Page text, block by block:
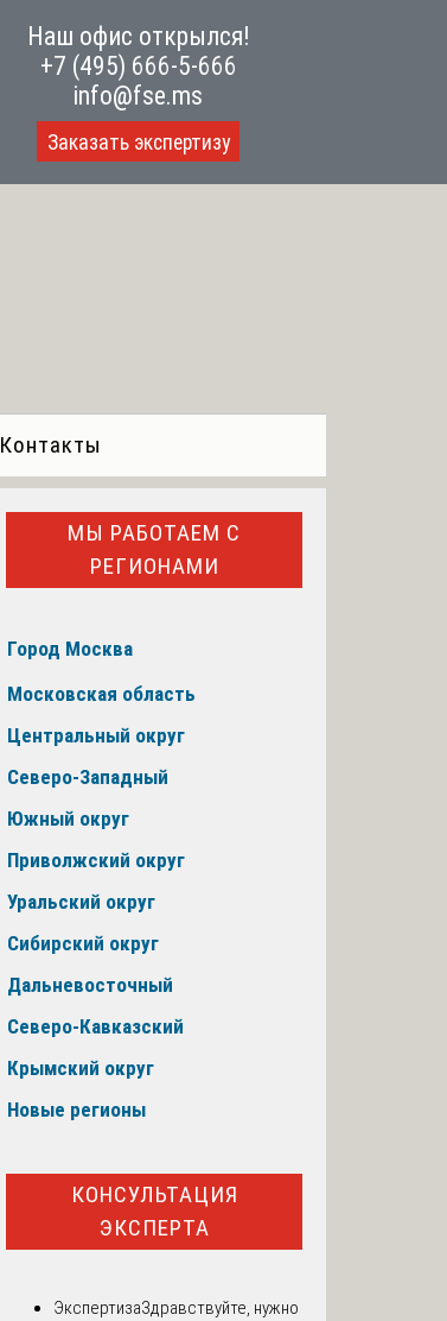
Наш офис открылся!
+7 (495) 666-5-666
info@fse.ms
Заказать экспертизу
Контакты
МЫ РАБОТАЕМ С
РЕГИОНАМИ
Город Москва
Московская область
Центральный округ
Северо-Западный
Южный округ
Приволжский округ
Уральский округ
Сибирский округ
Дальневосточный
Северо-Кавказский
Крымский округ
Новые регионы
КОНСУЛЬТАЦИЯ
ЭКСПЕРТА
ЭкспертизаЗдравствуйте, нужно